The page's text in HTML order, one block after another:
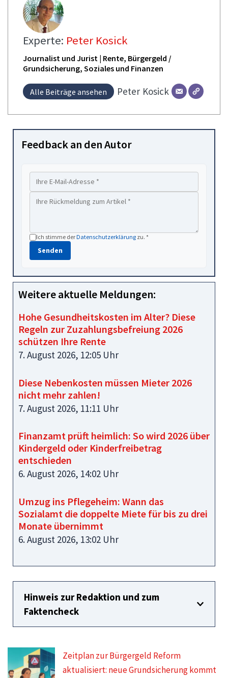
Experte: Peter Kosick
Journalist und Jurist | Rente, Bürgergeld /
Grundsicherung, Soziales und Finanzen
Alle Beiträge ansehen Peter Kosick
Feedback an den Autor
Ich stimme derDatenschutzerklärung zu. *
Senden
Weitere aktuelle Meldungen:
Hohe Gesundheitskosten im Alter? Diese
Regeln zur Zuzahlungsbefreiung 2026
schützen Ihre Rente
7. August 2026, 12:05 Uhr
Diese Nebenkosten müssen Mieter 2026
nicht mehr zahlen!
7. August 2026, 11:11 Uhr
Finanzamt prüft heimlich: So wird 2026 über
Kindergeld oder Kinderfreibetrag
entschieden
6. August 2026, 14:02 Uhr
Umzug ins Pflegeheim: Wann das
Sozialamt die doppelte Miete für bis zu drei
Monate übernimmt
6. August 2026, 13:02 Uhr
Hinweis zur Redaktion und zum
Faktencheck
Zeitplan zur Bürgergeld Reform
aktualisiert: neue Grundsicherung kommt